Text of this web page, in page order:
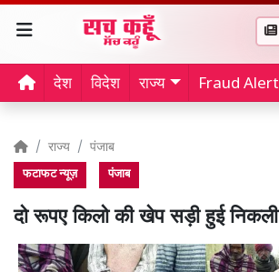
देश विदेश राज्य Fraud Alert
राज्य पंजाब
फटाफट न्यूज़ पंजाब
दो रूपए किलो की खेप सड़ी हुई निकली